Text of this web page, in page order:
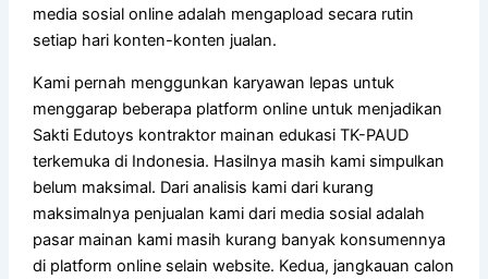
media sosial online adalah mengapload secara rutin
setiap hari konten-konten jualan.
Kami pernah menggunkan karyawan lepas untuk
menggarap beberapa platform online untuk menjadikan
Sakti Edutoys kontraktor mainan edukasi TK-PAUD
terkemuka di Indonesia. Hasilnya masih kami simpulkan
belum maksimal. Dari analisis kami dari kurang
maksimalnya penjualan kami dari media sosial adalah
pasar mainan kami masih kurang banyak konsumennya
di platform online selain website. Kedua, jangkauan calon